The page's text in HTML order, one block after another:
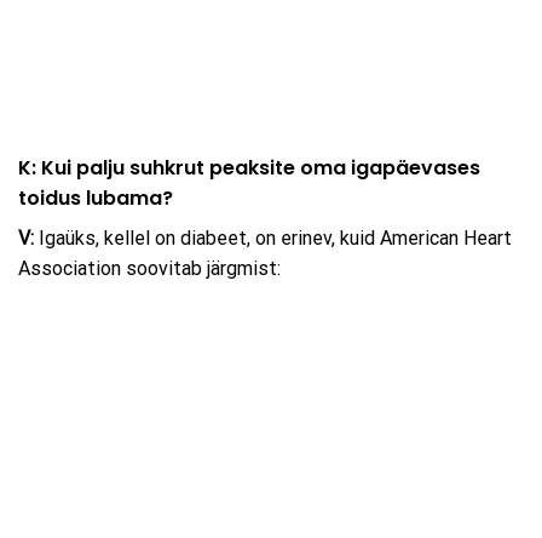
K: Kui palju suhkrut peaksite oma igapäevases
toidus lubama?
V: Igaüks, kellel on diabeet, on erinev, kuid American Heart
Association soovitab järgmist: